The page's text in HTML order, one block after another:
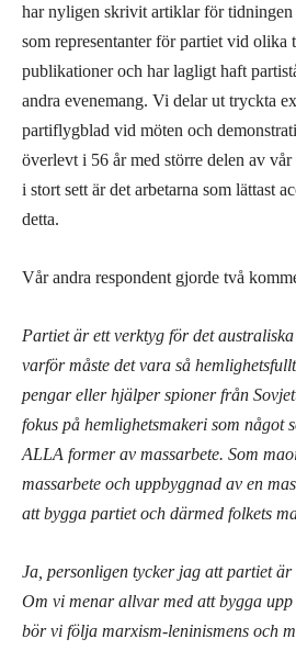
har nyligen skrivit artiklar för tidningen
som representanter för partiet vid
publikationer och har lagligt haft
andra evenemang. Vi delar ut tryckta
partiflygblad vid möten och
överlevt i 56 år med större delen av
i stort sett är det arbetarna som lättast
detta.
Vår andra respondent gjorde två
Partiet är ett verktyg för det
varför måste det vara så
pengar eller hjälper spioner från
fokus på hemlighetsmakeri som något
ALLA former av massarbete. Som
massarbete och uppbyggnad av en
att bygga partiet och därmed folkets
Ja, personligen tycker jag att partiet
Om vi menar allvar med att bygga upp
bör vi följa marxism-leninismens och